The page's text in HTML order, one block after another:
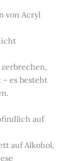
von Acryl
es besteht
auf
auf Alkohol,